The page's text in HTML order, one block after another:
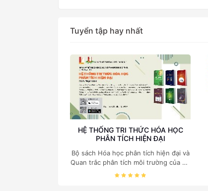
Tuyển tập hay nhất
HỆ THỐNG TRI THỨC HÓA HỌC
PHÂN TÍCH HIỆN ĐẠI
Bộ sách Hóa học phân tích hiện đại và
Quan trắc phân tích môi trường của Cố
Giáo sư, Tiến sĩ Phạm Luận là một